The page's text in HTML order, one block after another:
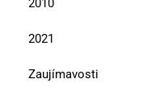
2010
2021
Zaujímavosti